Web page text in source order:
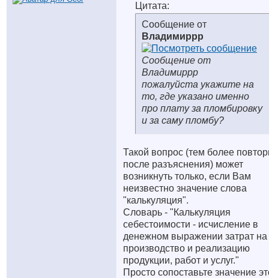
Цитата:
Сообщение от
Владимиррр
Сообщение от
Владимиррр
пожалуйста укажите на
то, где указано именно
про плату за пломбировку
и за саму пломбу?
Такой вопрос (тем более
после разъяснения) может
возникнуть только, если Вам
неизвестно значение слова
"калькуляция".
Словарь - "Калькуляция
себестоимости - исчисление в
денежном выражении затрат на
производство и реализацию
продукции, работ и услуг."
Просто сопоставьте значение